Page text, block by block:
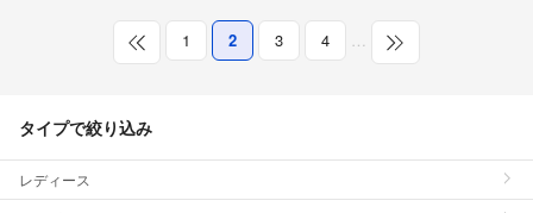
1 2 3 4 …
タイプで絞り込み
レディース